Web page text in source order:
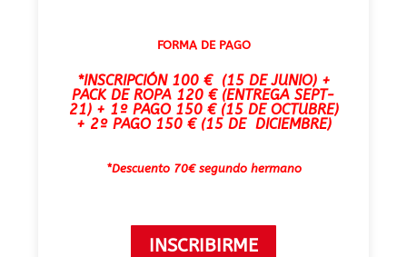
FORMA DE PAGO
*INSCRIPCIÓN 100 € (15 DE JUNIO) +
PACK DE ROPA 120 € (ENTREGA SEPT-
21) + 1º PAGO 150 € (15 DE OCTUBRE)
+ 2º PAGO 150 € (15 DE DICIEMBRE)
*Descuento 70€ segundo hermano
INSCRIBIRME